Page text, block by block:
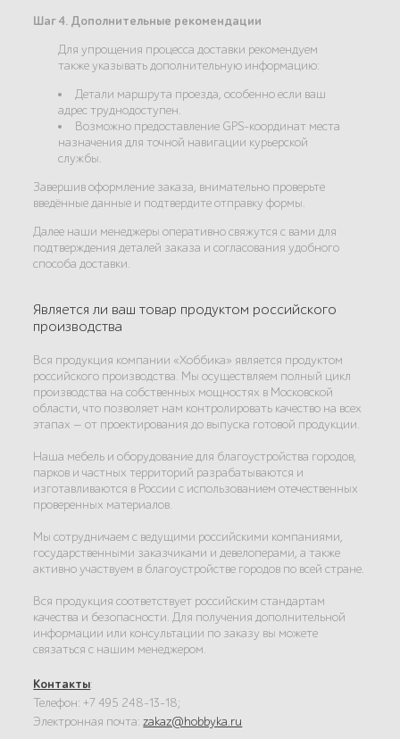
Шаг 4. Дополнительные рекомендации
Для упрощения процесса доставки рекомендуем
также указывать дополнительную информацию:
Детали маршрута проезда, особенно если ваш
адрес труднодоступен.
Возможно предоставление GPS-координат места
назначения для точной навигации курьерской
службы.
Завершив оформление заказа, внимательно проверьте
введённые данные и подтвердите отправку формы.
Далее наши менеджеры оперативно свяжутся с вами для
подтверждения деталей заказа и согласования удобного
способа доставки.
Является ли ваш товар продуктом российского
производства
Вся продукция компании «Хоббика» является продуктом
российского производства. Мы осуществляем полный цикл
производства на собственных мощностях в Московской
области, что позволяет нам контролировать качество на всех
этапах — от проектирования до выпуска готовой продукции.
Наша мебель и оборудование для благоустройства городов,
парков и частных территорий разрабатываются и
изготавливаются в России с использованием отечественных
проверенных материалов.
Мы сотрудничаем с ведущими российскими компаниями,
государственными заказчиками и девелоперами, а также
активно участвуем в благоустройстве городов по всей стране.
Вся продукция соответствует российским стандартам
качества и безопасности. Для получения дополнительной
информации или консультации по заказу вы можете
связаться с нашим менеджером.
Контакты:
Телефон: +7 495 248-13-18;
Электронная почта:zakaz@hobbyka.ru